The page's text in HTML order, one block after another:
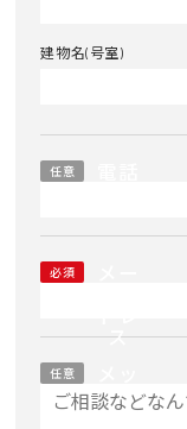
建物名(号室)
任意
必須
ス
任意
セー
ジ